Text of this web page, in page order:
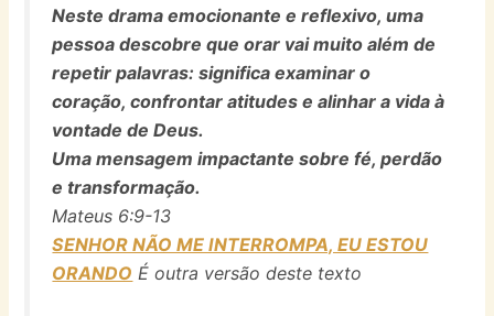
Neste drama emocionante e reflexivo, uma
pessoa descobre que orar vai muito além de
repetir palavras: significa examinar o
coração, confrontar atitudes e alinhar a vida à
vontade de Deus.
Uma mensagem impactante sobre fé, perdão
e transformação.
Mateus 6:9-13
SENHOR NÃO ME INTERROMPA, EU ESTOU
ORANDO É outra versão deste texto